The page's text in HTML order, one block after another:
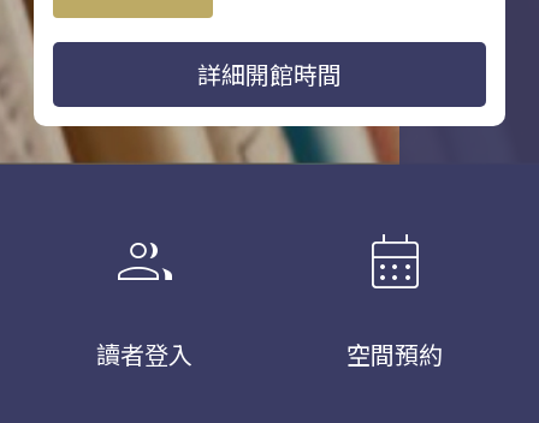
詳細開館時間
group
讀者登入
calendar_month
空間預約